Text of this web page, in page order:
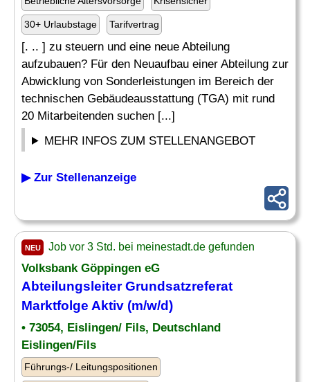
30+ Urlaubstage Tarifvertrag
[. .. ] zu steuern und eine neue Abteilung
aufzubauen? Für den Neuaufbau einer Abteilung zur
Abwicklung von Sonderleistungen im Bereich der
technischen Gebäudeausstattung (TGA) mit rund
20 Mitarbeitenden suchen [...]
MEHR INFOS ZUM STELLENANGEBOT
▶ Zur Stellenanzeige
NEU Job vor 3 Std. bei meinestadt.de gefunden
Volksbank Göppingen eG
AbteilungsleiterGrundsatzreferat
Marktfolge Aktiv (m/w/d)
• 73054, Eislingen/ Fils, Deutschland
Eislingen/Fils
Führungs-/ Leitungspositionen